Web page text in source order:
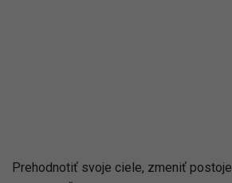
Prehodnotiť svoje ciele, zmeniť